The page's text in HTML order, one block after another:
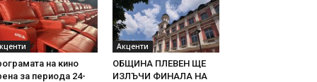
на кино
за периода 24-
Акценти
ОБЩИНА ПЛЕВЕН ЩЕ
ИЗЛЪЧИ ФИНАЛА НА